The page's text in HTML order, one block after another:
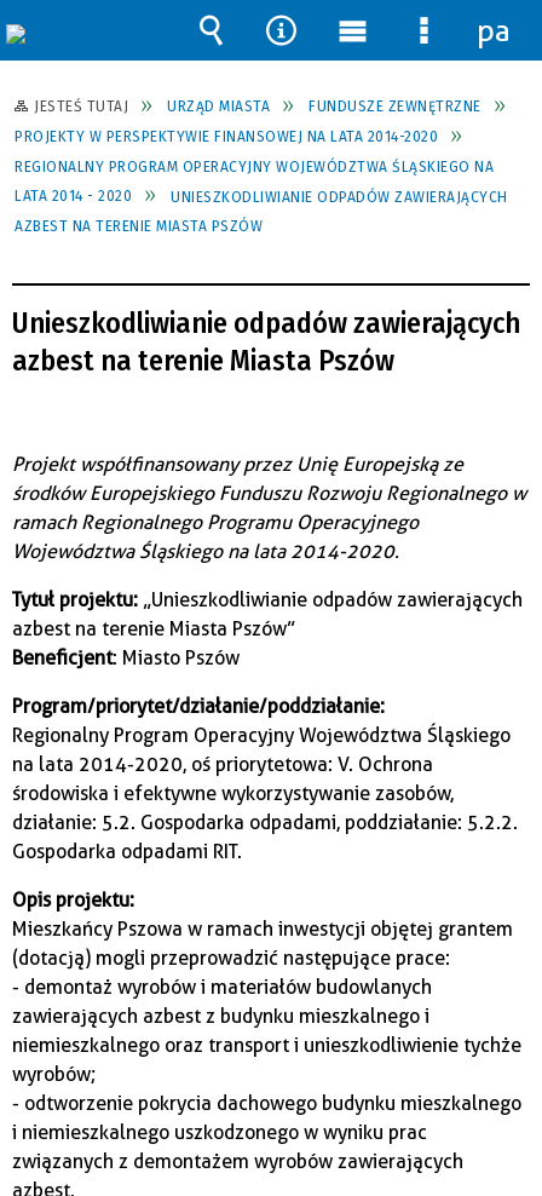
JESTEŚ TUTAJ URZĄD MIASTA
FUNDUSZE ZEWNĘTRZNE
PROJEKTY W PERSPEKTYWIE FINANSOWEJ NA LATA 2014-2020
REGIONALNY PROGRAM OPERACYJNY WOJEWÓDZTWA ŚLĄSKIEGO NA
LATA 2014 - 2020
UNIESZKODLIWIANIE ODPADÓW ZAWIERAJĄCYCH
AZBEST NA TERENIE MIASTA PSZÓW
Unieszkodliwianie odpadów zawierających
azbest na terenie Miasta Pszów
Projekt współfinansowany przez Unię Europejską ze
środków Europejskiego Funduszu Rozwoju Regionalnego w
ramach Regionalnego Programu Operacyjnego
Województwa Śląskiego na lata 2014-2020.
Tytuł projektu: „Unieszkodliwianie odpadów zawierających
azbest na terenie Miasta Pszów”
Beneficjent: Miasto Pszów
Program/priorytet/działanie/poddziałanie:
Regionalny Program Operacyjny Województwa Śląskiego
na lata 2014-2020, oś priorytetowa: V. Ochrona
środowiska i efektywne wykorzystywanie zasobów,
działanie: 5.2. Gospodarka odpadami, poddziałanie: 5.2.2.
Gospodarka odpadami RIT.
Opis projektu:
Mieszkańcy Pszowa w ramach inwestycji objętej grantem
(dotacją) mogli przeprowadzić następujące prace:
- demontaż wyrobów i materiałów budowlanych
zawierających azbest z budynku mieszkalnego i
niemieszkalnego oraz transport i unieszkodliwienie tychże
wyrobów;
- odtworzenie pokrycia dachowego budynku mieszkalnego
i niemieszkalnego uszkodzonego w wyniku prac
związanych z demontażem wyrobów zawierających
azbest.
Wyszukiwarka
Narzędzia
Menu
główne
Menu